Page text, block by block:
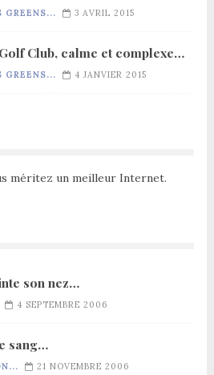
GREENS... 3 AVRIL 2015
Club, calme et complexe…
GREENS... 4 JANVIER 2015
son nez…
4 SEPTEMBRE 2006
sang…
21 NOVEMBRE 2006